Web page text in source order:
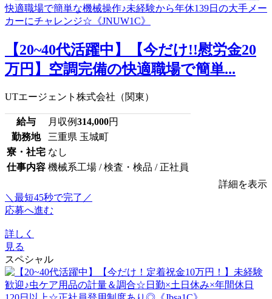
【20~40代活躍中】【今だけ!!慰労金20
万円】空調完備の快適職場で簡単...
UTエージェント株式会社（関東）
給与 月収例314,000円
勤務地
三重県 玉城町
寮・社宅 なし
仕事内容 機械系工場 / 検査・検品 / 正社員
詳細を表示
＼最短45秒で完了／
応募へ進む
詳しく
見る
スペシャル